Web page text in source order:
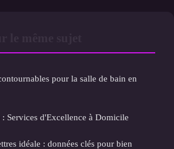
pour la salle de bain en
Services d'Excellence à Domicile
idéale : données clés pour bien